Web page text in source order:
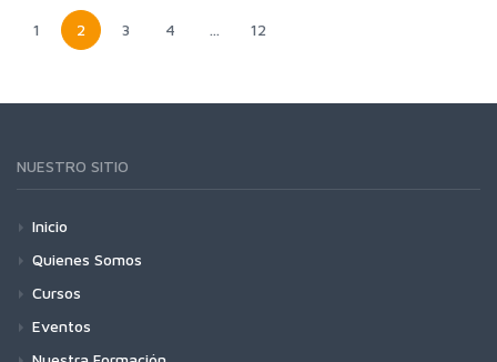
1 2 3 4 … 12
NUESTRO SITIO
Inicio
Quienes Somos
Cursos
Eventos